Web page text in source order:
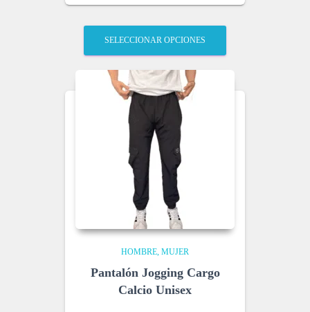
SELECCIONAR OPCIONES
HOMBRE MUJER
Pantalón Jogging Cargo
Calcio Unisex